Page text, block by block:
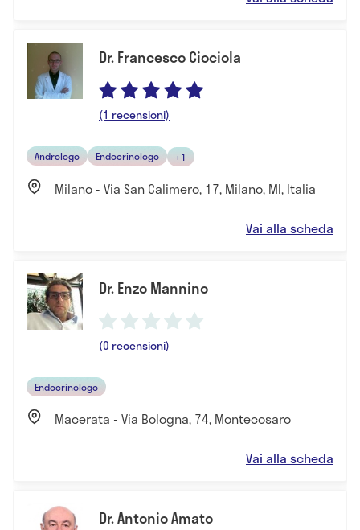
Dr. Francesco Ciociola
(1 recensioni)
Andrologo Endocrinologo +1
Milano - Via San Calimero, 17, Milano, MI, Italia
Vai alla scheda
Dr. Enzo Mannino
(0 recensioni)
Endocrinologo
Macerata - Via Bologna, 74, Montecosaro
Vai alla scheda
Dr. Antonio Amato